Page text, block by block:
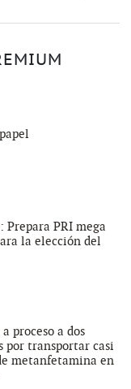
Prepara PRI mega
la elección del
proceso a dos
por transportar casi
metanfetamina en